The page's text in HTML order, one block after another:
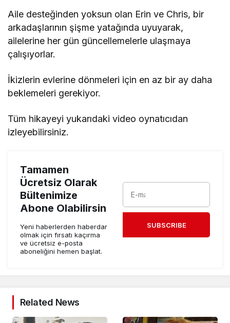
Aile desteğinden yoksun olan Erin ve Chris, bir
arkadaşlarının şişme yatağında uyuyarak,
ailelerine her gün güncellemelerle ulaşmaya
çalışıyorlar.
İkizlerin evlerine dönmeleri için en az bir ay daha
beklemeleri gerekiyor.
Tüm hikayeyi yukarıdaki video oynatıcıdan
izleyebilirsiniz.
Tamamen
Ücretsiz Olarak
Bültenimize
Abone Olabilirsin
Yeni haberlerden haberdar
olmak için fırsatı kaçırma
ve ücretsiz e-posta
aboneliğini hemen başlat.
SUBSCRIBE
Related News